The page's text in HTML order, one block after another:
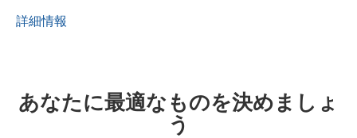
詳細情報
あなたに最適なものを決めましょ
う